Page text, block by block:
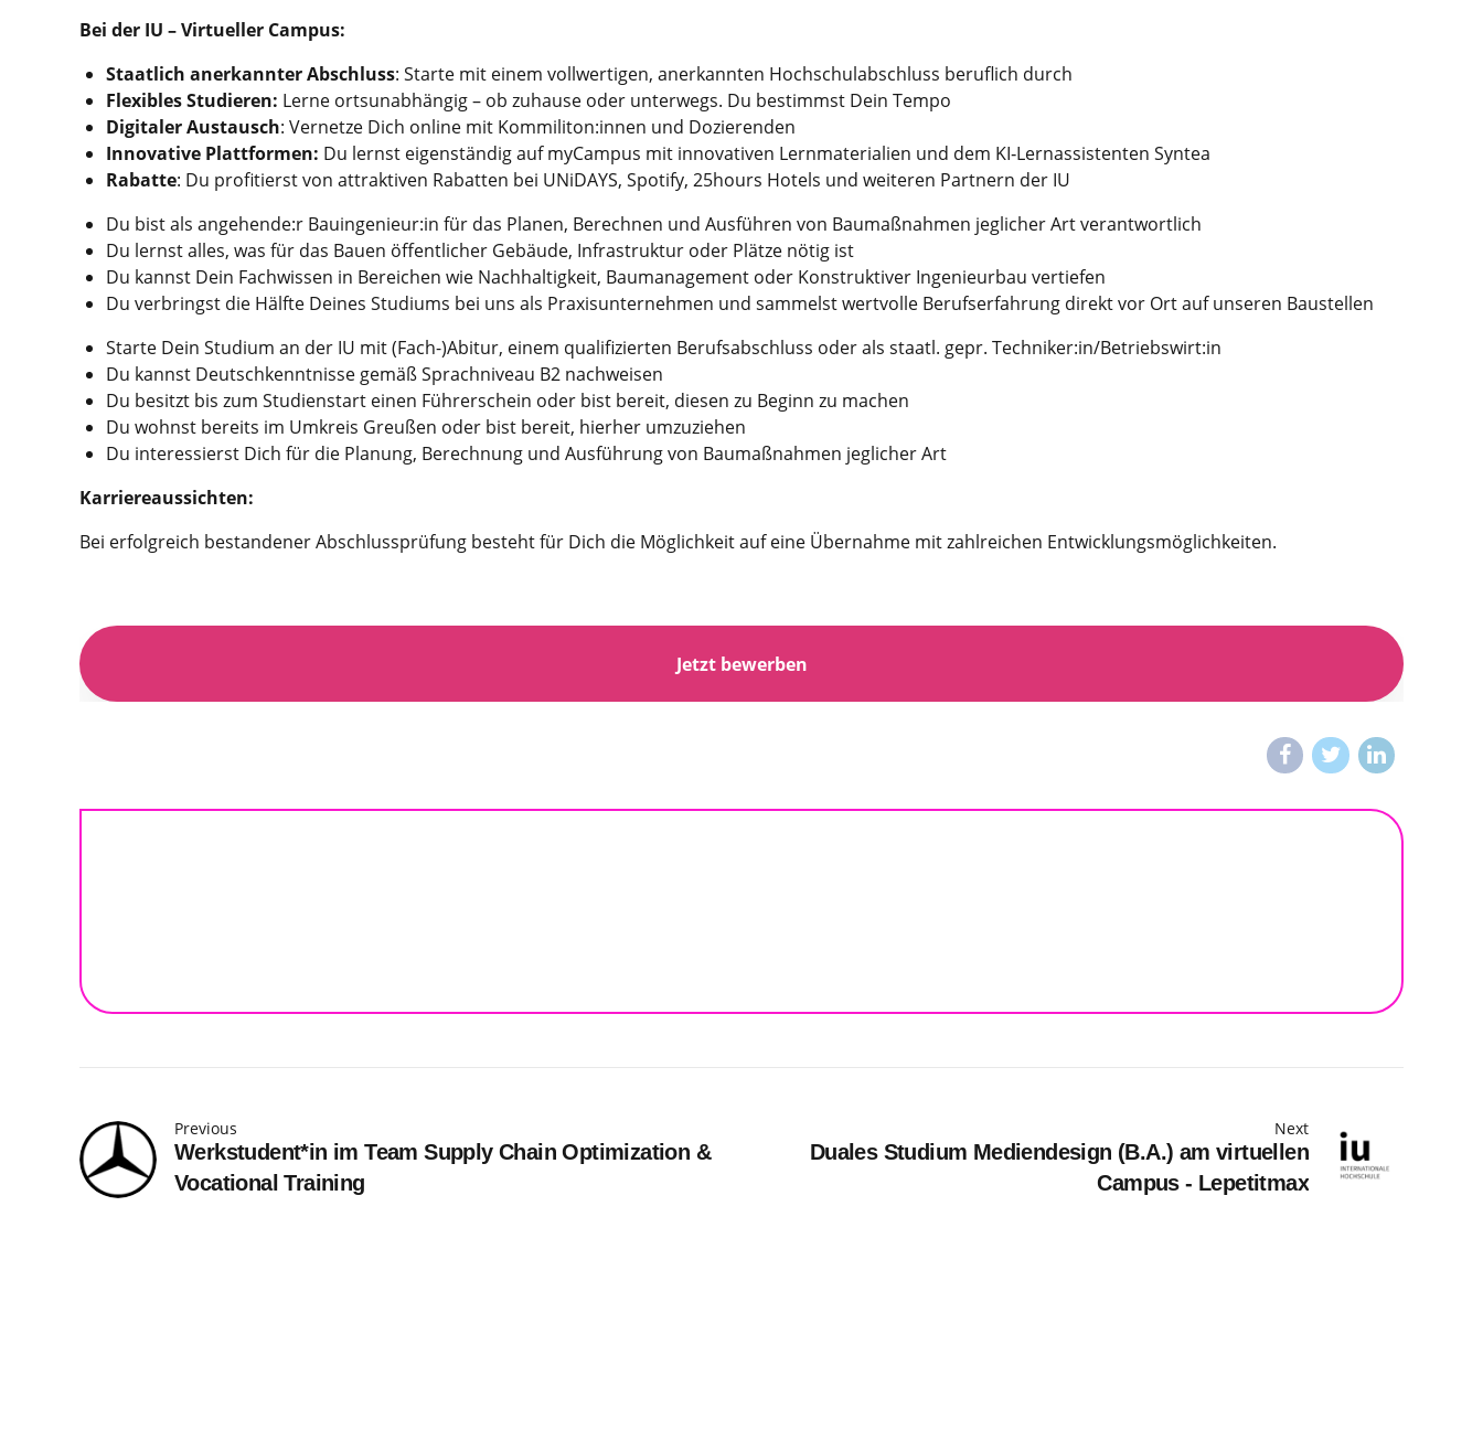
Bei der IU – Virtueller Campus:
Staatlich anerkannter Abschluss: Starte mit einem vollwertigen, anerkannten Hochschulabschluss beruflich durch
Flexibles Studieren: Lerne ortsunabhängig – ob zuhause oder unterwegs. Du bestimmst Dein Tempo
Digitaler Austausch: Vernetze Dich online mit Kommiliton:innen und Dozierenden
Innovative Plattformen: Du lernst eigenständig auf myCampus mit innovativen Lernmaterialien und dem KI‑Lernassistenten Syntea
Rabatte: Du profitierst von attraktiven Rabatten bei UNiDAYS, Spotify, 25hours Hotels und weiteren Partnern der IU
Du bist als angehende:r Bauingenieur:in für das Planen, Berechnen und Ausführen von Baumaßnahmen jeglicher Art verantwortlich
Du lernst alles, was für das Bauen öffentlicher Gebäude, Infrastruktur oder Plätze nötig ist
Du kannst Dein Fachwissen in Bereichen wie Nachhaltigkeit, Baumanagement oder Konstruktiver Ingenieurbau vertiefen
Du verbringst die Hälfte Deines Studiums bei uns als Praxisunternehmen und sammelst wertvolle Berufserfahrung direkt vor Ort auf unseren Baustellen
Starte Dein Studium an der IU mit (Fach-)Abitur, einem qualifizierten Berufsabschluss oder als staatl. gepr. Techniker:in/Betriebswirt:in
Du kannst Deutschkenntnisse gemäß Sprachniveau B2 nachweisen
Du besitzt bis zum Studienstart einen Führerschein oder bist bereit, diesen zu Beginn zu machen
Du wohnst bereits im Umkreis Greußen oder bist bereit, hierher umzuziehen
Du interessierst Dich für die Planung, Berechnung und Ausführung von Baumaßnahmen jeglicher Art
Karriereaussichten:
Bei erfolgreich bestandener Abschlussprüfung besteht für Dich die Möglichkeit auf eine Übernahme mit zahlreichen Entwicklungsmöglichkeiten.
Previous
Werkstudent*in im Team Supply Chain Optimization &
Vocational Training
Next
Duales Studium Mediendesign (B.A.) am virtuellen
Campus - Lepetitmax